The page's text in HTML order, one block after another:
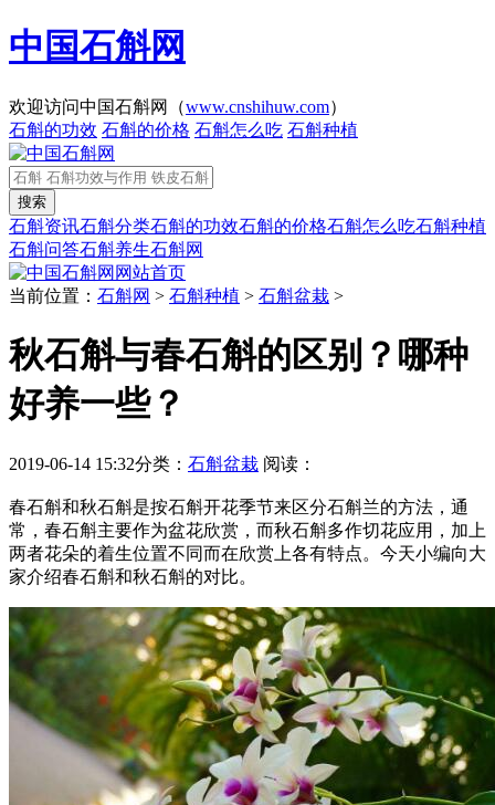
中国石斛网
欢迎访问中国石斛网（www.cnshihuw.com）
石斛的功效 石斛的价格 石斛怎么吃 石斛种植
石斛资讯石斛分类石斛的功效石斛的价格石斛怎么吃石斛种植
石斛问答石斛养生石斛网
网站首页
当前位置： 石斛网 > 石斛种植 > 石斛盆栽 >
秋石斛与春石斛的区别？哪种
好养一些？
2019-06-14 15:32分类： 石斛盆栽 阅读：
春石斛和秋石斛是按石斛开花季节来区分石斛兰的方法，通
常，春石斛主要作为盆花欣赏，而秋石斛多作切花应用，加上
两者花朵的着生位置不同而在欣赏上各有特点。今天小编向大
家介绍春石斛和秋石斛的对比。